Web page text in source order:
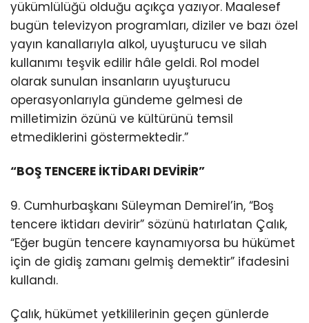
yükümlülüğü olduğu açıkça yazıyor. Maalesef
bugün televizyon programları, diziler ve bazı özel
yayın kanallarıyla alkol, uyuşturucu ve silah
kullanımı teşvik edilir hâle geldi. Rol model
olarak sunulan insanların uyuşturucu
operasyonlarıyla gündeme gelmesi de
milletimizin özünü ve kültürünü temsil
etmediklerini göstermektedir.”
“BOŞ TENCERE İKTİDARI DEVİRİR”
9. Cumhurbaşkanı Süleyman Demirel’in, “Boş
tencere iktidarı devirir” sözünü hatırlatan Çalık,
“Eğer bugün tencere kaynamıyorsa bu hükümet
için de gidiş zamanı gelmiş demektir” ifadesini
kullandı.
Çalık, hükümet yetkililerinin geçen günlerde